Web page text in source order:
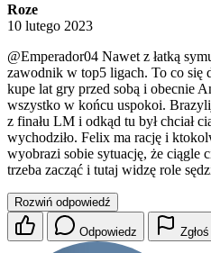
Roze
10 lutego 2023
@Emperador04 Nawet z łatką
zawodnik w top5 ligach. To co się
kupe lat gry przed sobą i obecnie
wszystko w końcu uspokoi.
z finału LM i odkąd tu był chciał
wychodziło. Felix ma rację i
wyobrazi sobie sytuację, że ciągle
trzeba zacząć i tutaj widzę role
Rozwiń odpowiedź
Odpowiedz Zgłoś